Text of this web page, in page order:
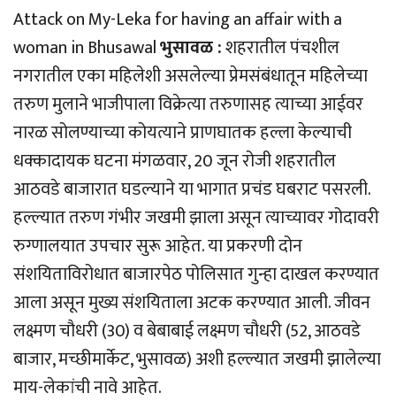
Attack on My-Leka for having an affair with a
woman in Bhusawalभुसावळ :शहरातील पंचशील
नगरातील एका महिलेशी असलेल्या प्रेमसंबंधातून महिलेच्या
तरुण मुलाने भाजीपाला विक्रेत्या तरुणासह त्याच्या आईवर
नारळ सोलण्याच्या कोयत्याने प्राणघातक हल्ला केल्याची
धक्कादायक घटना मंगळवार, 20 जून रोजी शहरातील
आठवडे बाजारात घडल्याने या भागात प्रचंड घबराट पसरली.
हल्ल्यात तरुण गंभीर जखमी झाला असून त्याच्यावर गोदावरी
रुग्णालयात उपचार सुरू आहेत. या प्रकरणी दोन
संशयिताविरोधात बाजारपेठ पोलिसात गुन्हा दाखल करण्यात
आला असून मुख्य संशयिताला अटक करण्यात आली. जीवन
लक्ष्मण चौधरी (30) व बेबाबाई लक्ष्मण चौधरी (52, आठवडे
बाजार, मच्छीमार्केट, भुसावळ) अशी हल्ल्यात जखमी झालेल्या
माय-लेकांची नावे आहेत.